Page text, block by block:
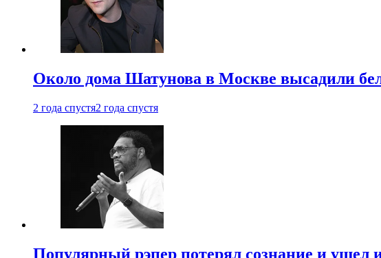
Около дома Шатунова в Москве высадили
2 года спустя2 года спустя
Популярный рэпер потерял сознание и ушел